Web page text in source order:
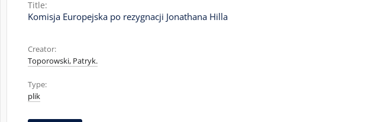
Title:
Komisja Europejska po rezygnacji Jonathana Hilla
Creator:
Toporowski, Patryk.
Type:
plik